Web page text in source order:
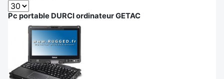
Pc portable DURCI ordinateur GETAC